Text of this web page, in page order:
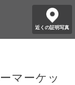
近くの証明写真
マーケッ